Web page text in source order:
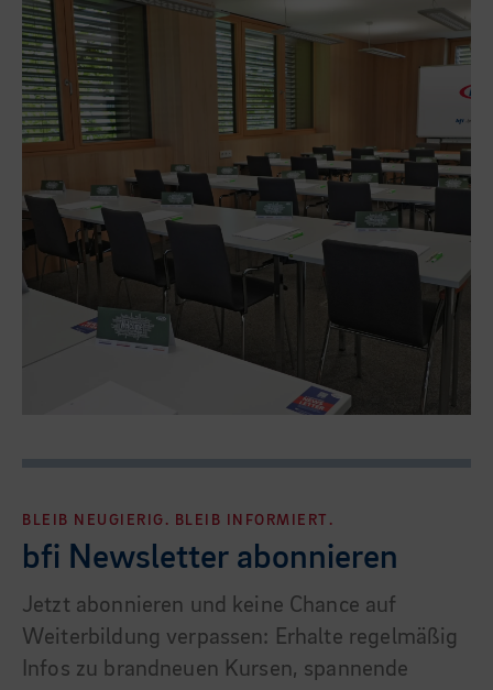
BLEIB NEUGIERIG. BLEIB INFORMIERT.
bfi Newsletter abonnieren
Jetzt abonnieren und keine Chance auf
Weiterbildung verpassen: Erhalte regelmäßig
Infos zu brandneuen Kursen, spannende